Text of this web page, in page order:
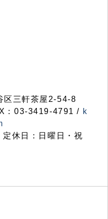
三軒茶屋2-54-8
：03-3419-4791 / k
休日：日曜日・祝